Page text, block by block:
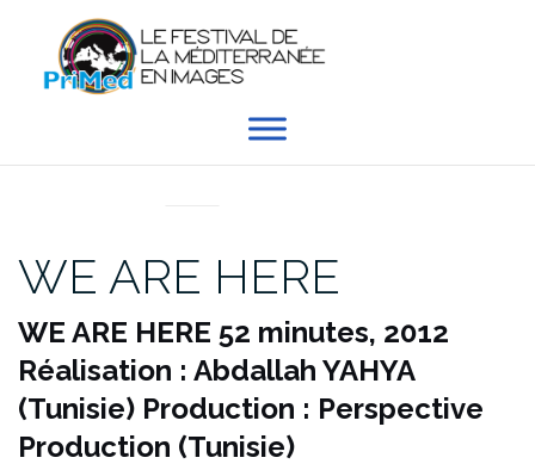
contenu
WE ARE HERE
WE ARE HERE 52 minutes, 2012
Réalisation : Abdallah YAHYA
(Tunisie) Production : Perspective
Production (Tunisie)